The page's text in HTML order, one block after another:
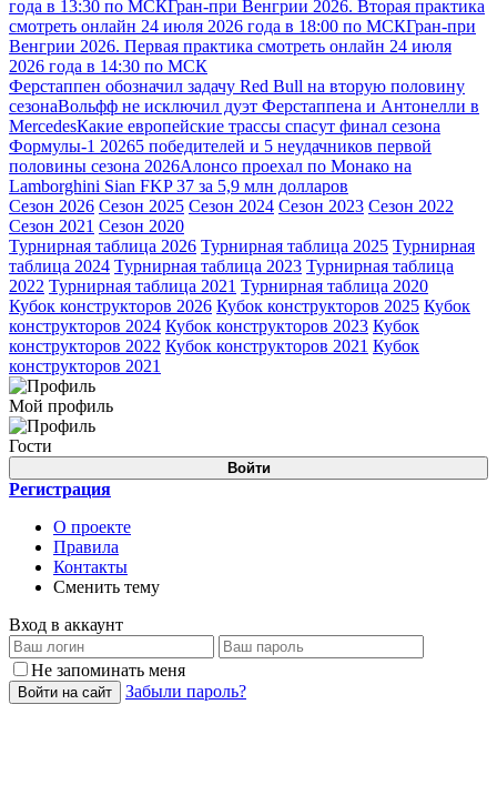
года в 13:30 по МСКГран-при Венгрии 2026. Вторая практика
смотреть онлайн 24 июля 2026 года в 18:00 по МСКГран-при
Венгрии 2026. Первая практика смотреть онлайн 24 июля
2026 года в 14:30 по МСК
Ферстаппен обозначил задачу Red Bull на вторую половину
сезонаВольфф не исключил дуэт Ферстаппена и Антонелли в
MercedesКакие европейские трассы спасут финал сезона
Формулы-1 20265 победителей и 5 неудачников первой
половины сезона 2026Алонсо проехал по Монако на
Lamborghini Sian FKP 37 за 5,9 млн долларов
Сезон 2026 Сезон 2025 Сезон 2024 Сезон 2023 Сезон 2022
Сезон 2021 Сезон 2020
Турнирная таблица 2026 Турнирная таблица 2025 Турнирная
таблица 2024 Турнирная таблица 2023 Турнирная таблица
2022 Турнирная таблица 2021 Турнирная таблица 2020
Кубок конструкторов 2026 Кубок конструкторов 2025 Кубок
конструкторов 2024 Кубок конструкторов 2023 Кубок
конструкторов 2022 Кубок конструкторов 2021 Кубок
конструкторов 2021
Мой профиль
Гости
Войти
Регистрация
О проекте
Правила
Контакты
Сменить тему
Вход в аккаунт
Не запоминать меня
Войти на сайт Забыли пароль?